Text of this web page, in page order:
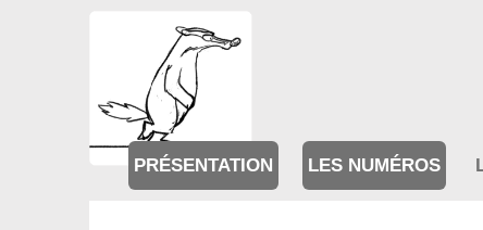
PRÉSENTATION LES NUMÉROS